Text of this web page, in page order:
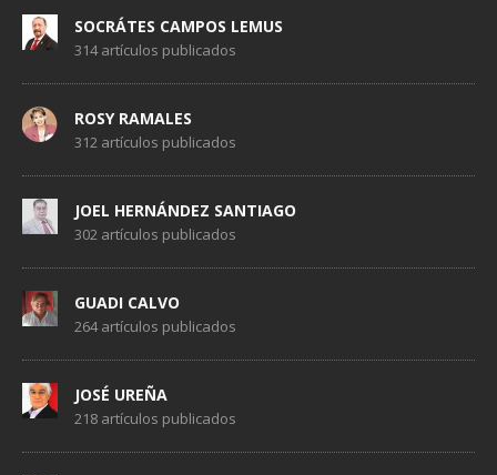
SOCRÁTES CAMPOS LEMUS
314 artículos publicados
ROSY RAMALES
312 artículos publicados
JOEL HERNÁNDEZ SANTIAGO
302 artículos publicados
GUADI CALVO
264 artículos publicados
JOSÉ UREÑA
218 artículos publicados